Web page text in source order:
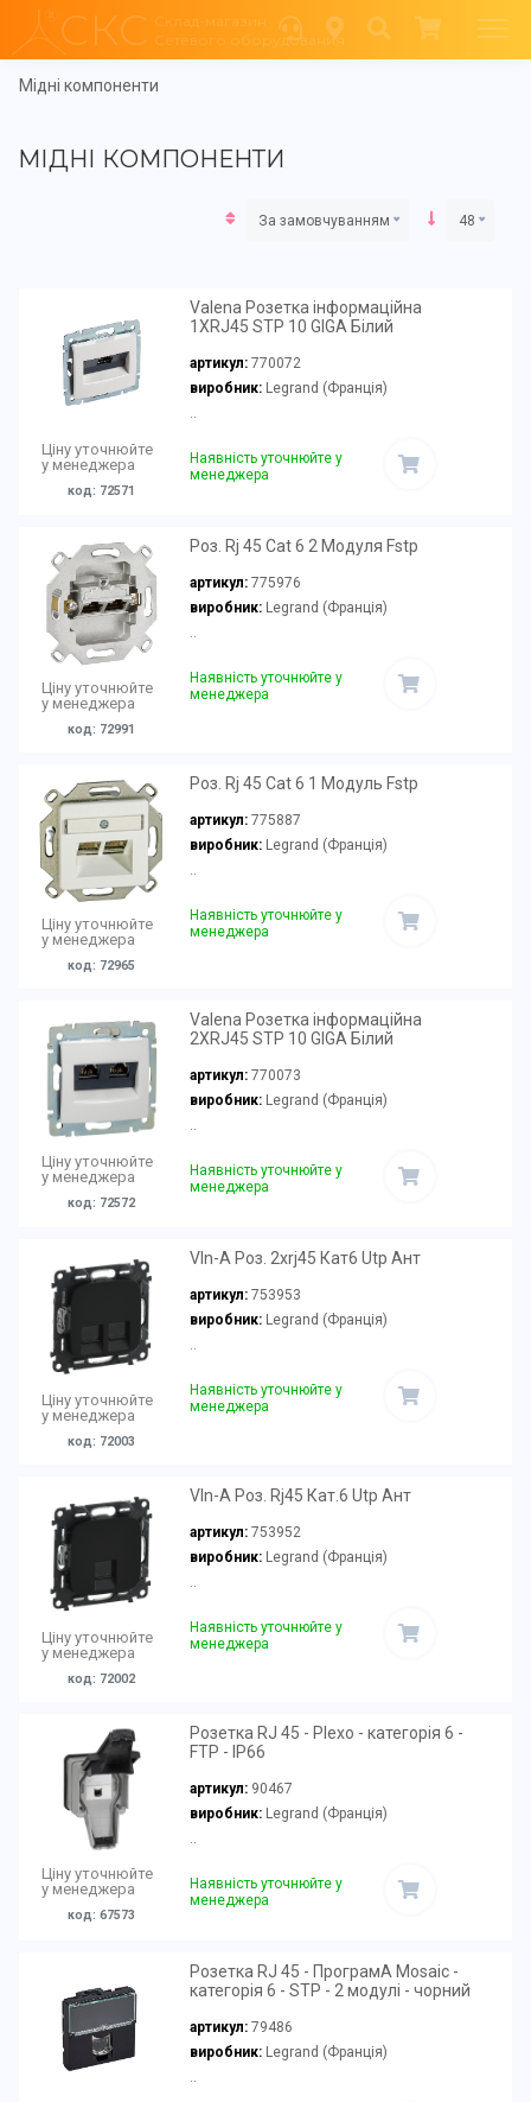
СКС Склад-магазин
Сетевого оборудования
Мідні компоненти
МІДНІ КОМПОНЕНТИ
За замовчуванням 48
Ціну уточнюйте
у менеджера
код: 72571
Valena Розетка інформаційна
1ХRJ45 STP 10 GIGA Білий
артикул: 770072
виробник:Legrand (Франція)
..
Наявність уточнюйте у
менеджера
Ціну уточнюйте
у менеджера
код: 72991
Роз. Rj 45 Cat 6 2 Модуля Fstp
артикул: 775976
виробник:Legrand (Франція)
..
Наявність уточнюйте у
менеджера
Ціну уточнюйте
у менеджера
код: 72965
Роз. Rj 45 Cat 6 1 Модуль Fstp
артикул: 775887
виробник:Legrand (Франція)
Наявність уточнюйте у
менеджера
Ціну уточнюйте
у менеджера
код: 72572
Valena Розетка інформаційна
2ХRJ45 STP 10 GIGA Білий
артикул: 770073
виробник:Legrand (Франція)
..
Наявність уточнюйте у
менеджера
Ціну уточнюйте
у менеджера
код: 72003
Vln-A Роз. 2хrj45 Кат6 Utp Ант
артикул: 753953
виробник:Legrand (Франція)
..
Наявність уточнюйте у
менеджера
Ціну уточнюйте
у менеджера
код: 72002
Vln-A Роз. Rj45 Кат.6 Utp Ант
артикул: 753952
виробник:Legrand (Франція)
..
Наявність уточнюйте у
менеджера
Ціну уточнюйте
у менеджера
код: 67573
Розетка RJ 45 - Plexo - категорія 6 -
FTP - IP66
артикул: 90467
виробник:Legrand (Франція)
Наявність уточнюйте у
менеджера
Розетка RJ 45 - ПрограмА Mosaic -
категорія 6 - STP - 2 модулі - чорний
артикул: 79486
виробник:Legrand (Франція)